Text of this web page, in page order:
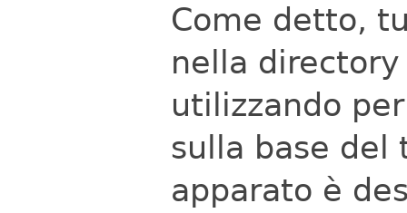
Come detto,
nella
utilizzando
sulla base del
apparato è